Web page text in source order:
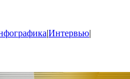
|Интервью|